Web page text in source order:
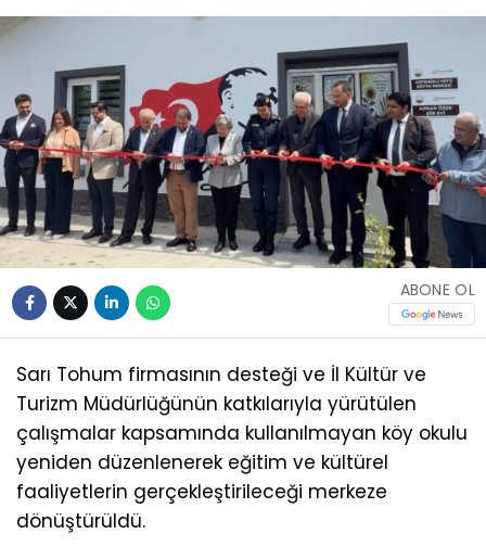
ABONE OL
Sarı Tohum firmasının desteği ve İl Kültür ve
Turizm Müdürlüğünün katkılarıyla yürütülen
çalışmalar kapsamında kullanılmayan köy okulu
yeniden düzenlenerek eğitim ve kültürel
faaliyetlerin gerçekleştirileceği merkeze
dönüştürüldü.